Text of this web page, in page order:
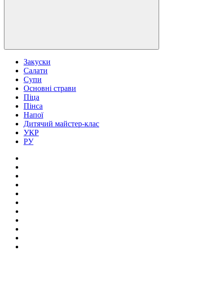
Закуски
Салати
Супи
Основні страви
Піца
Пінса
Напої
Дитячий майстер-клас
УКР
РУ